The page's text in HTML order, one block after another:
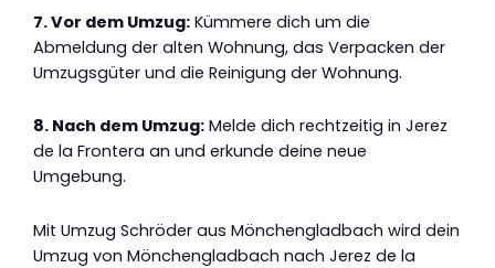
7. Vor dem Umzug: Kümmere dich um die
Abmeldung der alten Wohnung, das Verpacken der
Umzugsgüter und die Reinigung der Wohnung.
8. Nach dem Umzug: Melde dich rechtzeitig in Jerez
de la Frontera an und erkunde deine neue
Umgebung.
Mit Umzug Schröder aus Mönchengladbach wird dein
Umzug von Mönchengladbach nach Jerez de la